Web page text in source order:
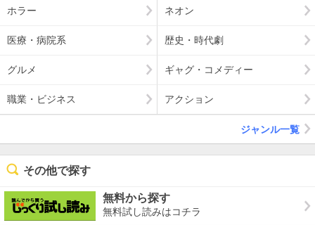
ホラー ネオン
医療・病院系 歴史・時代劇
グルメ ギャグ・コメディー
職業・ビジネス アクション
ジャンル一覧
その他で探す
無料から探す
無料試し読みはコチラ